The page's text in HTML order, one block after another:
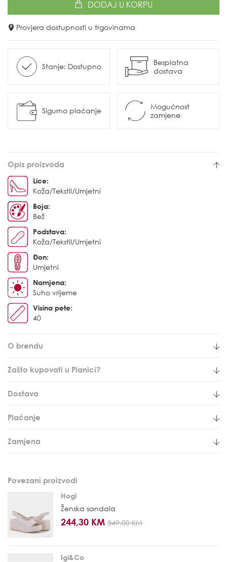
DODAJ U KORPU
Provjera dostupnosti u trgovinama
Stanje: Dostupno
Besplatna
dostava
Sigurno plaćanje
Mogućnost
zamjene
Opis proizvoda
Lice:
Koža/Tekstil/Umjetni
Boja:
Bež
Podstava:
Koža/Tekstil/Umjetni
Đon:
Umjetni
Namjena:
Suho vrijeme
Visina pete:
40
O brendu
Zašto kupovati u Planici?
Dostava
Plaćanje
Zamjena
Povezani proizvodi
Hogl
Ženska sandala
244,30 KM 349,00 KM
Igi&Co